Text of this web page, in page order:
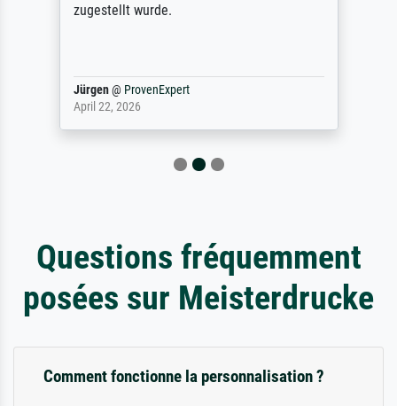
zugestellt wurde.
Jürgen@ ProvenExpert
April 22, 2026
Questions fréquemment
posées sur Meisterdrucke
Comment fonctionne la personnalisation ?